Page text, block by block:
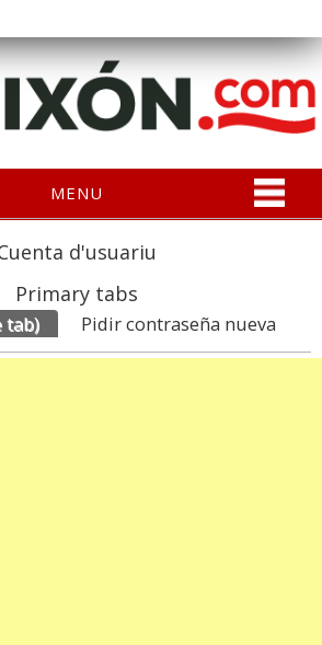
MENU
d'usuariu
Primary tabs
tab) Pidir contraseña nueva